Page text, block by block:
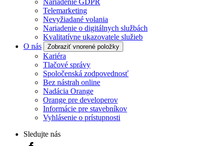
Nariadenie GDPR
Telemarketing
Nevyžiadané volania
Nariadenie o digitálnych službách
Kvalitatívne ukazovatele služieb
O nás
Zobraziť vnorené položky
Kariéra
Tlačové správy
Spoločenská zodpovednosť
Bez nástrah online
Nadácia Orange
Orange pre developerov
Informácie pre stavebníkov
Vyhlásenie o prístupnosti
Sledujte nás